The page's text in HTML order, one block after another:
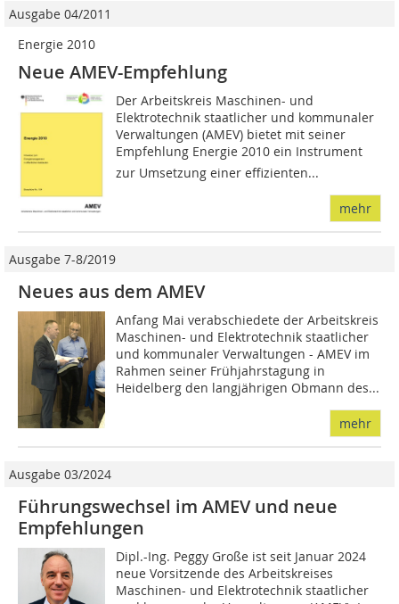
Ausgabe 04/2011
Energie 2010
Neue AMEV-Empfehlung
Der Arbeitskreis Maschinen- und
Elektrotechnik staatlicher und kommunaler
Verwaltungen (AMEV) bietet mit seiner
Empfehlung Energie 2010 ein Instrument
zur Umsetzung einer effizienten...
mehr
Ausgabe 7-8/2019
Neues aus dem AMEV
Anfang Mai verabschiedete der Arbeitskreis
Maschinen- und Elektrotechnik staatlicher
und kommunaler Verwaltungen - AMEV im
Rahmen seiner Frühjahrstagung in
Heidelberg den langjährigen Obmann des...
mehr
Ausgabe 03/2024
Führungswechsel im AMEV und neue
Empfehlungen
Dipl.-Ing. Peggy Große ist seit Januar 2024
neue Vorsitzende des Arbeitskreises
Maschinen- und Elektrotechnik staatlicher